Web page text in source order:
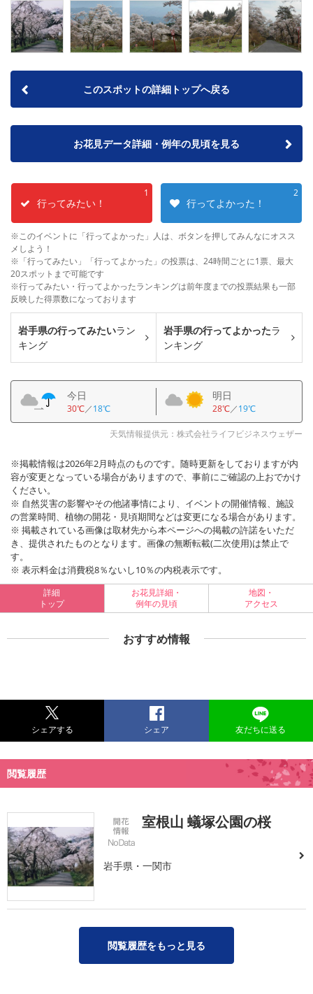
このスポットの詳細トップへ戻る
お花見データ詳細・例年の見頃を見る
1
行ってみたい！
2
行ってよかった！
※このイベントに「行ってよかった」人は、ボタンを押してみんなにオスス
メしよう！
※「行ってみたい」「行ってよかった」の投票は、24時間ごとに1票、最大
20スポットまで可能です
※行ってみたい・行ってよかったランキングは前年度までの投票結果も一部
反映した得票数になっております
岩手県の行ってみたいラン
キング
岩手県の行ってよかったラ
ンキング
今日
30℃／18℃
明日
28℃／19℃
天気情報提供元：株式会社ライフビジネスウェザー
※掲載情報は2026年2月時点のものです。随時更新をしておりますが内
容が変更となっている場合がありますので、事前にご確認の上おでかけ
ください。
※ 自然災害の影響やその他諸事情により、イベントの開催情報、施設
の営業時間、植物の開花・見頃期間などは変更になる場合があります。
※ 掲載されている画像は取材先から本ページへの掲載の許諾をいただ
き、提供されたものとなります。画像の無断転載(二次使用)は禁止で
す。
※ 表示料金は消費税8％ないし10％の内税表示です。
詳細
トップ
お花見詳細・
例年の見頃
地図・
アクセス
おすすめ情報
シェアする シェア 友だちに送る
閲覧履歴
室根山 蟻塚公園の桜
岩手県・一関市
閲覧履歴をもっと見る